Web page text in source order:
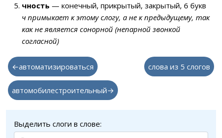
чность — конечный, прикрытый, закрытый, 6 букв
ч примыкает к этому слогу, а не к предыдущему, так
как не является сонорной (непарной звонкой
согласной)
←автоматизироваться слова из 5 слогов
автомобилестроительный→
Выделить слоги в слове: